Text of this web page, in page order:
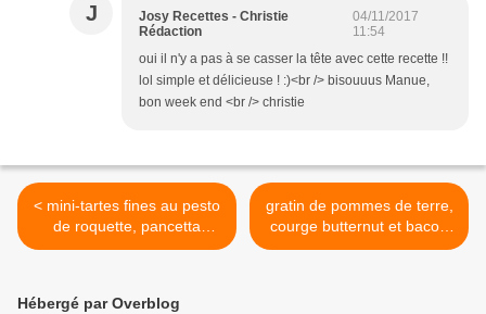
J
Josy Recettes - Christie
Rédaction
04/11/2017
11:54
oui il n'y a pas à se casser la tête avec cette recette !!
lol simple et délicieuse ! :)<br /> bisouuus Manue,
bon week end <br /> christie
< mini-tartes fines au pesto
de roquette, pancetta
croustillante et parmesan
gratin de pommes de terre,
courge butternut et bacon
fumé au lait de coco >
Hébergé par Overblog